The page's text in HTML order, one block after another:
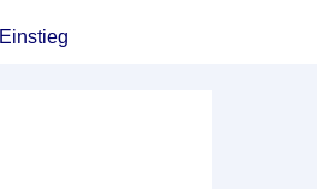
Einstieg